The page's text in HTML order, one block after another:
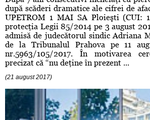
după scăderi dramatice ale cifrei de
UPETROM 1 MAI SA Ploieşti (CUI:
protecţia Legii 85/2014 pe 3 august
admisă de judecătorul sindic Adriana
de la Tribunalul Prahova pe 11
nr.5963/105/2017. În motivarea
precizat că “nu deţine în prezent ...
(21 august 2017)